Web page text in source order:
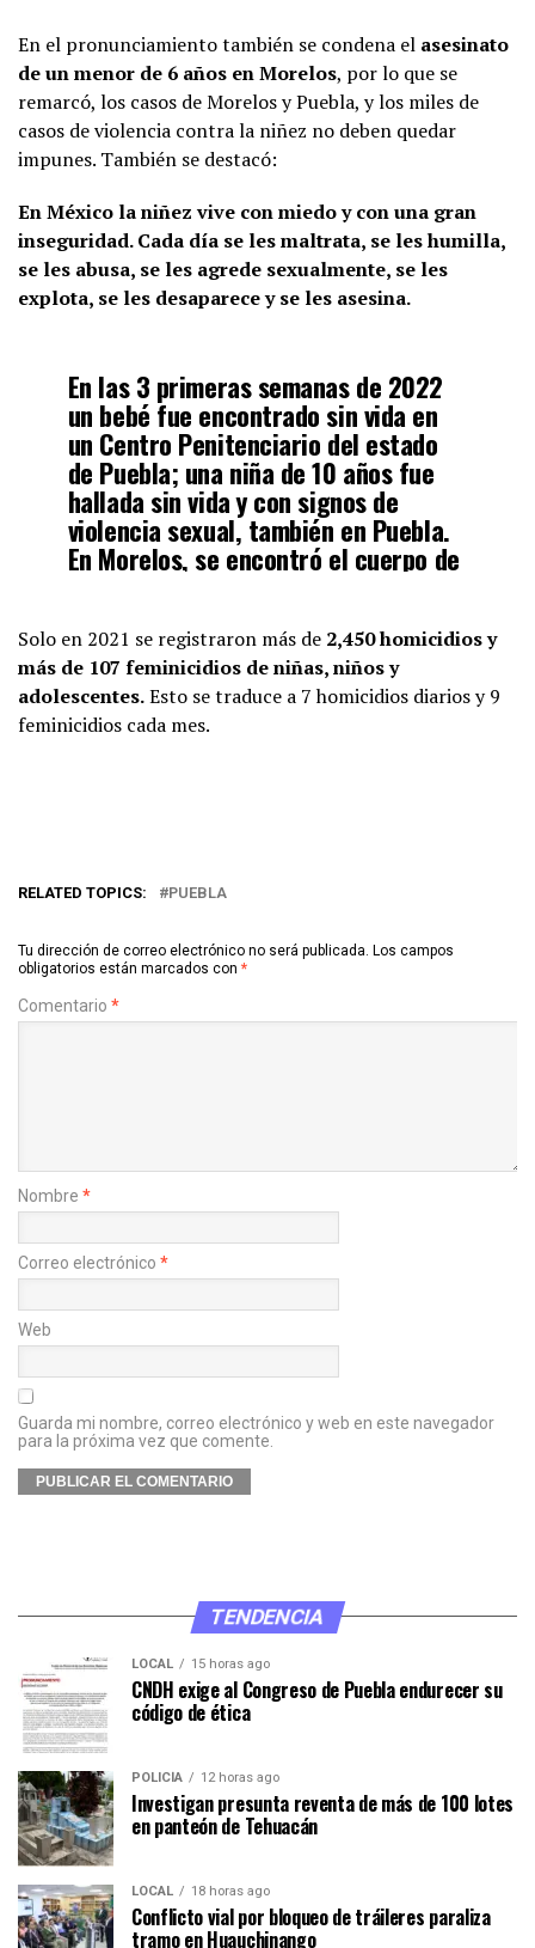
En el pronunciamiento también se condena el asesinato
de un menor de 6 años en Morelos, por lo que se
remarcó, los casos de Morelos y Puebla, y los miles de
casos de violencia contra la niñez no deben quedar
impunes. También se destacó:
En México la niñez vive con miedo y con una gran
inseguridad. Cada día se les maltrata, se les humilla,
se les abusa, se les agrede sexualmente, se les
explota, se les desaparece y se les asesina.
En las 3 primeras semanas de 2022
un bebé fue encontrado sin vida en
un Centro Penitenciario del estado
de Puebla; una niña de 10 años fue
hallada sin vida y con signos de
violencia sexual, también en Puebla.
En Morelos, se encontró el cuerpo de
— SavetheChildrenMx
(@SaveChildrenMx)January 20, 2022
Solo en 2021 se registraron más de 2,450 homicidios y
más de 107 feminicidios de niñas, niños y
adolescentes.Esto se traduce a 7 homicidios diarios y 9
feminicidios cada mes.
RELATED TOPICS: PUEBLA
Tu dirección de correo electrónico no será publicada. Los campos
obligatorios están marcados con *
Comentario *
Nombre *
Correo electrónico *
Web
Guarda mi nombre, correo electrónico y web en este navegador
para la próxima vez que comente.
TENDENCIA
LOCAL 15 horas ago
CNDH exige al Congreso de Puebla endurecer su
código de ética
POLICÍA 12 horas ago
Investigan presunta reventa de más de 100 lotes
en panteón de Tehuacán
LOCAL 18 horas ago
Conflicto vial por bloqueo de tráileres paraliza
tramo en Huauchinango